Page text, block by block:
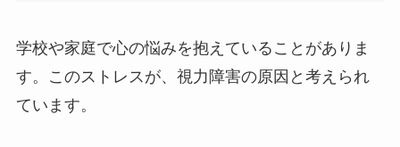
学校や家庭で心の悩みを抱えていることがありま
す。このストレスが、視力障害の原因と考えられ
ています。